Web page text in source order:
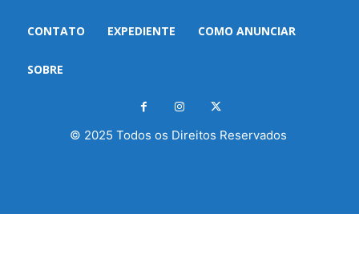
CONTATO EXPEDIENTE COMO ANUNCIAR
SOBRE
© 2025 Todos os Direitos Reservados